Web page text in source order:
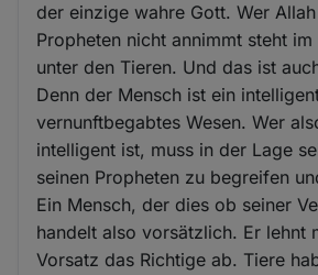
der einzige wahre Gott. Wer
Propheten nicht annimmt steht im
unter den Tieren. Und das ist
Denn der Mensch ist ein
vernunftbegabtes Wesen. Wer
intelligent ist, muss in der Lage
seinen Propheten zu begreifen
Ein Mensch, der dies ob seiner
handelt also vorsätzlich. Er lehnt
Vorsatz das Richtige ab. Tiere